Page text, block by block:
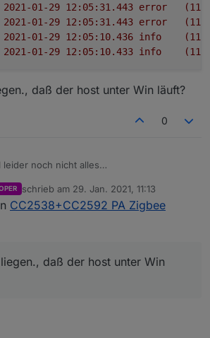
error
error
info
info
daß der host unter Win läuft?
0
leider noch nicht alles
2021-01-29 12:05:41.445
2021-01-29 12:05:41.444
2021-01-29 12:05:31.443
2021-01-29 12:05:31.443
schrieb am 29. Jan. 2021, 11:13
zuletzt editiert von
CC2538+CC2592 PA Zigbee
daß der host unter Win